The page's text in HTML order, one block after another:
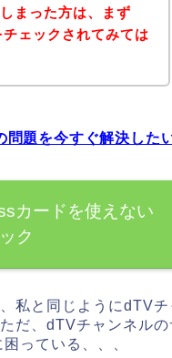
まった方は、まず
ェックされてみては
題を今すぐ解決した
カードを使えない
ク
私と同じようにdTV
だ、dTVチャンネルの
っている、、、